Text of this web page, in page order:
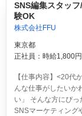
SNS編集スタッ
験OK
株式会社FFU
東京都
正社員：時給1,800
【仕事内容】<20代
んな仕事がしたいか
い」 そんな方にぴっ
SNSマーケティング